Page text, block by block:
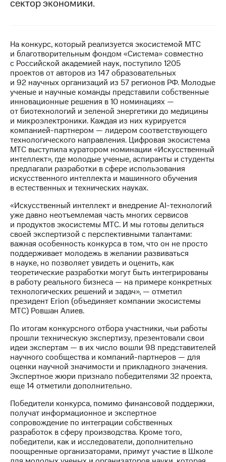
Новости
в
регионе
и акционерам
Корпоративное
управление
Корпоративный
секретарь
Раскрытие
информации
Информация
акционерам
Документы
ПАО
"МТС"
Собрания
акционеров
Личный
кабинет
акционера
Акционерный
капитал
Контроль
и
аудит
Рынок
акций
Описание
Программа
приобретения
Порядок
выкупа
акций
Дивиденды
облигаций
Описание
Еврооблигации-2023
Уведомление
о
сектор экономики.
На конкурс, который реализуется экосистемой МТС
и благотворительным фондом «Система» совместно
с Российской академией наук, поступило 1205
проектов от авторов из 147 образовательных
и 92 научных организаций из 57 регионов РФ. Молодые
ученые и научные команды представили собственные
инновационные решения в 10 номинациях —
от биотехнологий и зеленой энергетики до медицины
и микроэлектроники. Каждая из них курируется
компанией-партнером — лидером соответствующего
технологического направления. Цифровая экосистема
МТС выступила куратором номинации «Искусственный
интеллект», где молодые ученые, аспиранты и студенты
предлагали разработки в сфере использования
искусственного интеллекта и машинного обучения
в естественных и технических науках.
«Искусственный интеллект и внедрение AI-технологий
уже давно неотъемлемая часть многих сервисов
и продуктов экосистемы МТС. И мы готовы делиться
своей экспертизой с перспективными талантами:
важная особенность конкурса в том, что он не просто
поддерживает молодежь в желании развиваться
в науке, но позволяет увидеть и оценить, как
теоретические разработки могут быть интегрированы
в работу реального бизнеса — на примере конкретных
технологических решений и задач», — отметил
президент Erion (объединяет компании экосистемы
МТС) Ровшан Алиев.
По итогам конкурсного отбора участники, чьи работы
прошли техническую экспертизу, презентовали свои
идеи экспертам — в их число вошли 98 представителей
научного сообщества и компаний-партнеров — для
оценки научной значимости и прикладного значения.
Экспертное жюри признало победителями 32 проекта,
еще 14 отметили дополнительно.
Победители конкурса, помимо финансовой поддержки,
получат информационное и экспертное
сопровождение по интеграции собственных
разработок в сферу производства. Кроме того,
победители, как и исследователи, дополнительно
поощренные организаторами, примут участие в Школе